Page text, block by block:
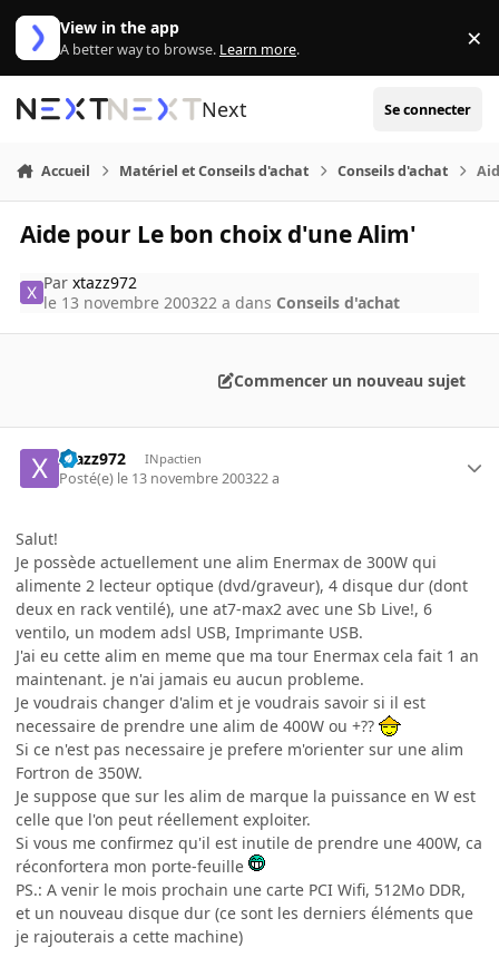
Aller au contenu
View in the app
A better way to browse. Learn more. ×
Next Se connecter
Accueil Matériel et Conseils d'achat Conseils d'achat
Aide pour Le bon choix d'une Alim'
Parxtazz972
le 13 novembre 200322 a dans Conseils d'achat
Commencer un nouveau sujet
xtazz972 INpactien
Posté(e) le 13 novembre 200322 a
Salut!
Je possède actuellement une alim Enermax de 300W qui
alimente 2 lecteur optique (dvd/graveur), 4 disque dur (dont
deux en rack ventilé), une at7-max2 avec une Sb Live!, 6
ventilo, un modem adsl USB, Imprimante USB.
J'ai eu cette alim en meme que ma tour Enermax cela fait 1 an
maintenant. je n'ai jamais eu aucun probleme.
Je voudrais changer d'alim et je voudrais savoir si il est
necessaire de prendre une alim de 400W ou +??
Si ce n'est pas necessaire je prefere m'orienter sur une alim
Fortron de 350W.
Je suppose que sur les alim de marque la puissance en W est
celle que l'on peut réellement exploiter.
Si vous me confirmez qu'il est inutile de prendre une 400W, ca
réconfortera mon porte-feuille
PS.: A venir le mois prochain une carte PCI Wifi, 512Mo DDR,
et un nouveau disque dur (ce sont les derniers éléments que
je rajouterais a cette machine)